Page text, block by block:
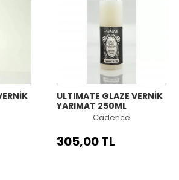
ULTIMATE GLAZE VERNİK
YARIMAT 250ML
Cadence
305,00 TL